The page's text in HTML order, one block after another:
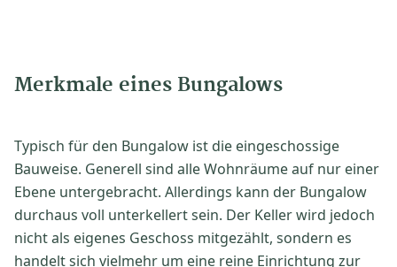
Merkmale eines Bungalows
Typisch für den Bungalow ist die eingeschossige
Bauweise. Generell sind alle Wohnräume auf nur einer
Ebene untergebracht. Allerdings kann der Bungalow
durchaus voll unterkellert sein. Der Keller wird jedoch
nicht als eigenes Geschoss mitgezählt, sondern es
handelt sich vielmehr um eine reine Einrichtung zur